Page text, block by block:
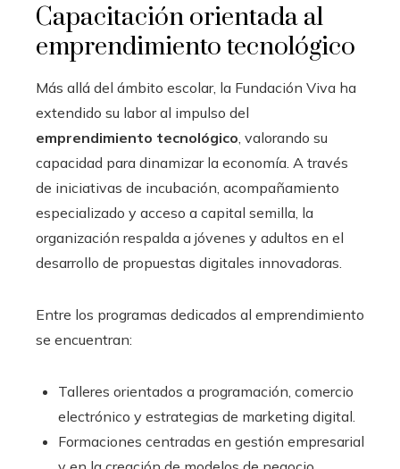
Capacitación orientada al
emprendimiento tecnológico
Más allá del ámbito escolar, la Fundación Viva ha
extendido su labor al impulso del
emprendimiento tecnológico , valorando su
capacidad para dinamizar la economía. A través
de iniciativas de incubación, acompañamiento
especializado y acceso a capital semilla, la
organización respalda a jóvenes y adultos en el
desarrollo de propuestas digitales innovadoras.
Entre los programas dedicados al emprendimiento
se encuentran:
Talleres orientados a programación, comercio
electrónico y estrategias de marketing digital.
Formaciones centradas en gestión empresarial